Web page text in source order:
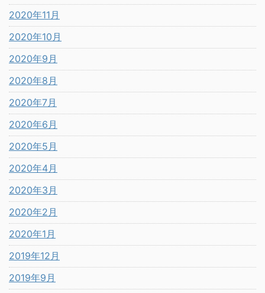
2020年11月
2020年10月
2020年9月
2020年8月
2020年7月
2020年6月
2020年5月
2020年4月
2020年3月
2020年2月
2020年1月
2019年12月
2019年9月